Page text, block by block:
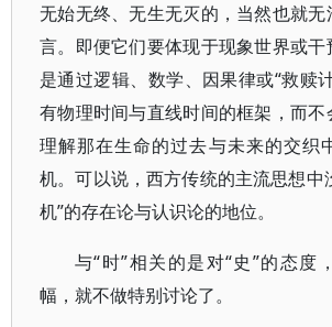
无始无终、无生无灭的，当然也就
言。即便它们要体现于现象世界或干
是通过逻辑、数学、因果律或“救赎
有物理时间与直线时间的框架，而不
理解那在生命的过去与未来的交织
机。可以说，西方传统的主流思想中
机”的存在论与认识论的地位。
与“时”相关的是对“史”的态度
幅，就不做特别讨论了。